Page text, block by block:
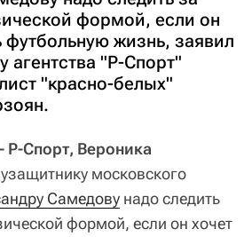
формой, если он
футбольную жизнь, заявил
агентства "Р-Спорт"
"красно-белых"
Спорт, Вероника
московского
Самедову надо следить
формой, если он хочет